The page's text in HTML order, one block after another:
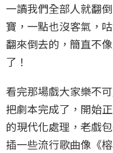
一讀我們全部人就翻
寶，一點也沒客氣，
翻來倒去的，簡直不
了！
看完那場戲大家樂不
把劇本完成了，開始
的現代化處理，老戲
插一些流行歌曲像《